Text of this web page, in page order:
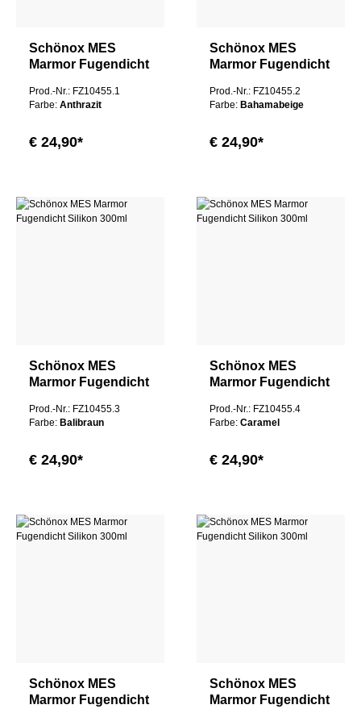
Schönox MES
Marmor Fugendicht
Prod.-Nr.: FZ10455.1
Farbe: Anthrazit
€ 24,90*
Schönox MES
Marmor Fugendicht
Prod.-Nr.: FZ10455.2
Farbe: Bahamabeige
€ 24,90*
Schönox MES
Marmor Fugendicht
Prod.-Nr.: FZ10455.3
Farbe: Balibraun
€ 24,90*
Schönox MES
Marmor Fugendicht
Prod.-Nr.: FZ10455.4
Farbe: Caramel
€ 24,90*
Schönox MES
Marmor Fugendicht
Schönox MES
Marmor Fugendicht